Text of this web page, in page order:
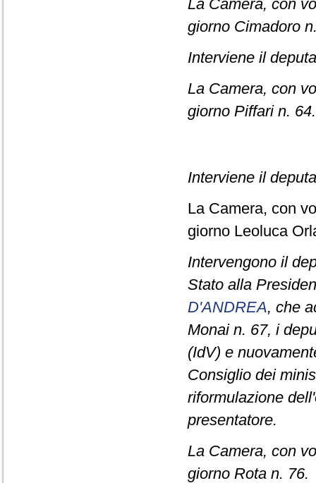
La Camera, con
giorno Cimadoro
Interviene il
La Camera, con
giorno Piffari n. 64.
Interviene il
La Camera, con
giorno Leoluca
Intervengono il
Stato alla
D'ANDREA, che
Monai n. 67, i
(IdV) e
Consiglio dei
riformulazione
presentatore.
La Camera, con
giorno Rota n. 76.